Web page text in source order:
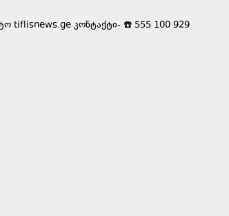
tiflisnews.ge კონტაქტი- ☎️ 555 100 929